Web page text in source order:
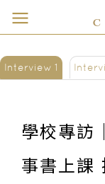
Interview 1
學校專訪
事書上課